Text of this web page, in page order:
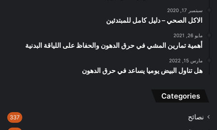
سبتمبر 17, 2020
الاكل الصحي – دليل كامل للمبتدئين
مايو 26, 2021
أهمية تمارين المشي في حرق الدهون والحفاظ على اللياقة البدنية
مارس 15, 2022
هل تناول البيض يوميا يساعد في حرق الدهون
Categories
نصائح 337